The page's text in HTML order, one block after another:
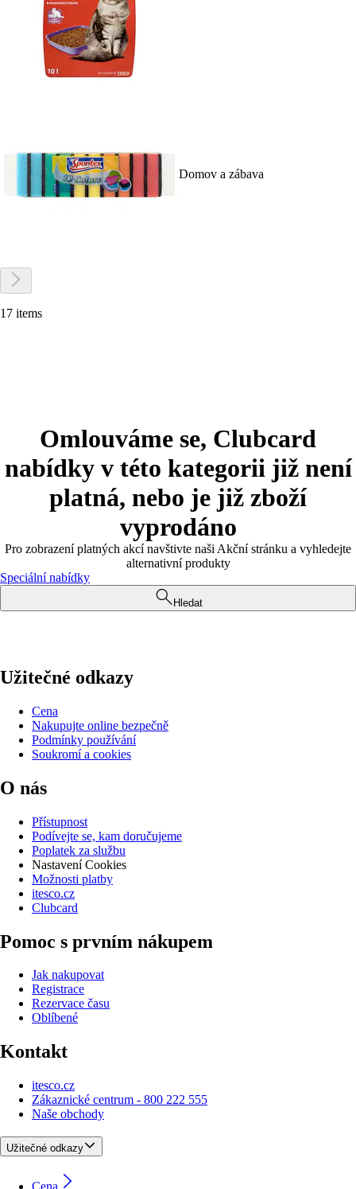
Domov a zábava
17 items
Omlouváme se, Clubcard
nabídky v této kategorii již není
platná, nebo je již zboží
vyprodáno
Pro zobrazení platných akcí navštivte naši Akční stránku a vyhledejte
alternativní produkty
Speciální nabídky
Hledat
Užitečné odkazy
Cena
Nakupujte online bezpečně
Podmínky používání
Soukromí a cookies
O nás
Přístupnost
Podívejte se, kam doručujeme
Poplatek za službu
Nastavení Cookies
Možnosti platby
itesco.cz
Clubcard
Pomoc s prvním nákupem
Jak nakupovat
Registrace
Rezervace času
Oblíbené
Kontakt
itesco.cz
Zákaznické centrum - 800 222 555
Naše obchody
Užitečné odkazy
Cena